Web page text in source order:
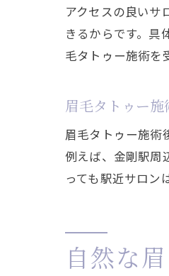
アクセスの良いサ
きるからです。具
毛タトゥー施術を
眉毛タトゥー
眉毛タトゥー施術
例えば、金剛駅周
っても駅近サロン
自然な